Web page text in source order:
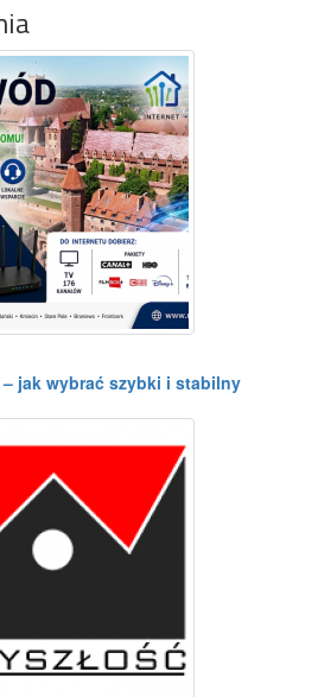
jak wybrać szybki i stabilny